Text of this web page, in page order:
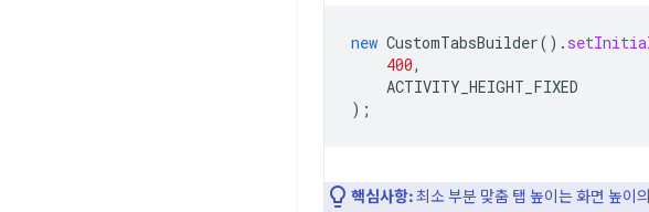
new CustomTabsBuilder().
400,
ACTIVITY_HEIGHT_FIXED
);
핵심사항:최소 부분 맞춤 탭 높이는 화면 높이